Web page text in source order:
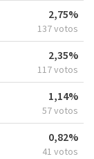
2,75%
137 votos
2,35%
117 votos
1,14%
57 votos
0,82%
41 votos